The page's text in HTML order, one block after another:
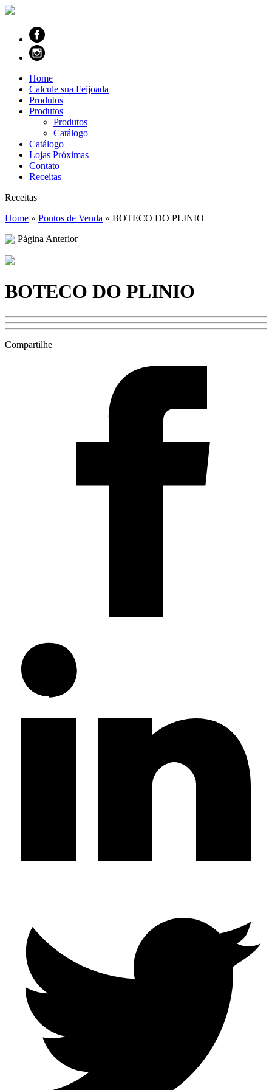
Home
Calcule sua Feijoada
Produtos
Produtos
Produtos
Catálogo
Catálogo
Lojas Próximas
Contato
Receitas
Receitas
Home » Pontos de Venda » BOTECO DO PLINIO
Página Anterior
BOTECO DO PLINIO
Compartilhe